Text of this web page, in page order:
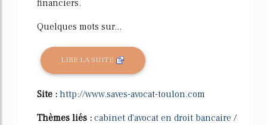
financiers.
Quelques mots sur...
LIRE LA SUITE
Site : http://www.saves-avocat-toulon.com
Thèmes liés : cabinet d'avocat en droit bancaire /